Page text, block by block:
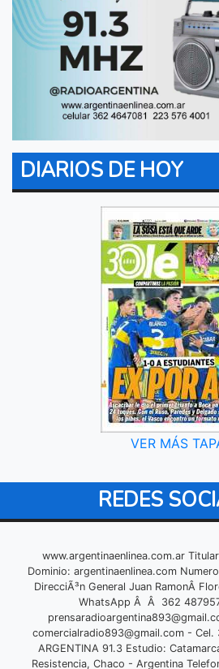
DIARIOS DE HOY
VER MÁS
REDES
www.argentinaenlinea.com.ar
Dominio: argentinaenlinea.com
DirecciÃ³n General Juan RamonÂ
WhatsApp Â Â 362
comercialradio893@gmail.com- Cel.
ARGENTINA 91.3 Estudio:
Resistencia, Chaco - Argentina